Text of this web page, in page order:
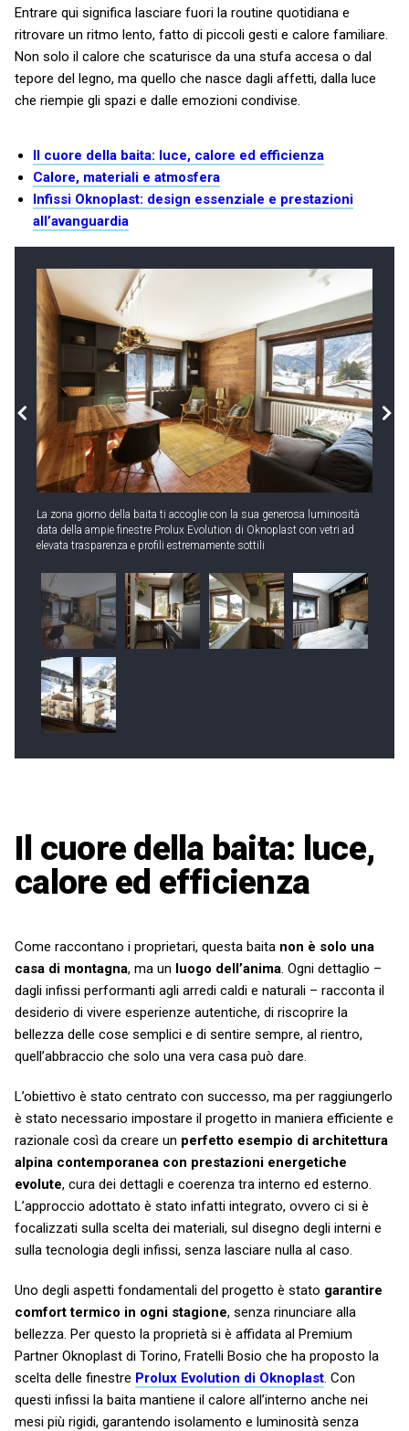
Entrare qui significa lasciare fuori la routine quotidiana e
ritrovare un ritmo lento, fatto di piccoli gesti e calore familiare.
Non solo il calore che scaturisce da una stufa accesa o dal
tepore del legno, ma quello che nasce dagli affetti, dalla luce
che riempie gli spazi e dalle emozioni condivise.
Il cuore della baita: luce, calore ed efficienza
Calore, materiali e atmosfera
Infissi Oknoplast: design essenziale e prestazioni
all’avanguardia
La zona giorno della baita ti accoglie con la sua generosa luminosità
data della ampie finestre Prolux Evolution di Oknoplast con vetri ad
elevata trasparenza e profili estremamente sottili
Il cuore della baita: luce,
calore ed efficienza
Come raccontano i proprietari, questa baita non è solo una
casa di montagna, ma un luogo dell’anima. Ogni dettaglio –
dagli infissi performanti agli arredi caldi e naturali – racconta il
desiderio di vivere esperienze autentiche, di riscoprire la
bellezza delle cose semplici e di sentire sempre, al rientro,
quell’abbraccio che solo una vera casa può dare.
L’obiettivo è stato centrato con successo, ma per raggiungerlo
è stato necessario impostare il progetto in maniera efficiente e
razionale così da creare un perfetto esempio di architettura
alpina contemporanea con prestazioni energetiche
evolute, cura dei dettagli e coerenza tra interno ed esterno.
L’approccio adottato è stato infatti integrato, ovvero ci si è
focalizzati sulla scelta dei materiali, sul disegno degli interni e
sulla tecnologia degli infissi, senza lasciare nulla al caso.
Uno degli aspetti fondamentali del progetto è stato garantire
comfort termico in ogni stagione, senza rinunciare alla
bellezza. Per questo la proprietà si è affidata al Premium
Partner Oknoplast di Torino, Fratelli Bosio che ha proposto la
scelta delle finestre Prolux Evolution di Oknoplast. Con
questi infissi la baita mantiene il calore all’interno anche nei
mesi più rigidi, garantendo isolamento e luminosità senza